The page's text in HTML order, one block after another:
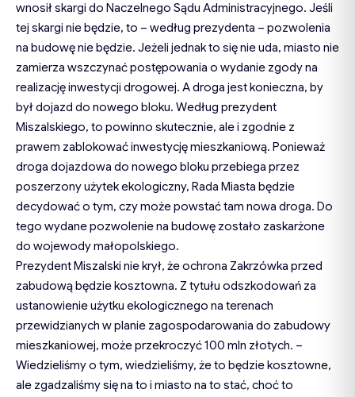
wnosił skargi do Naczelnego Sądu Administracyjnego. Jeśli
tej skargi nie będzie, to – według prezydenta – pozwolenia
na budowę nie będzie. Jeżeli jednak to się nie uda, miasto nie
zamierza wszczynać postępowania o wydanie zgody na
realizację inwestycji drogowej. A droga jest konieczna, by
był dojazd do nowego bloku. Według prezydent
Miszalskiego, to powinno skutecznie, ale i zgodnie z
prawem zablokować inwestycję mieszkaniową. Ponieważ
droga dojazdowa do nowego bloku przebiega przez
poszerzony użytek ekologiczny, Rada Miasta będzie
decydować o tym, czy może powstać tam nowa droga. Do
tego wydane pozwolenie na budowę zostało zaskarżone
do wojewody małopolskiego.
Prezydent Miszalski nie krył, że ochrona Zakrzówka przed
zabudową będzie kosztowna. Z tytułu odszkodowań za
ustanowienie użytku ekologicznego na terenach
przewidzianych w planie zagospodarowania do zabudowy
mieszkaniowej, może przekroczyć 100 mln złotych. –
Wiedzieliśmy o tym, wiedzieliśmy, że to będzie kosztowne,
ale zgadzaliśmy się na to i miasto na to stać, choć to